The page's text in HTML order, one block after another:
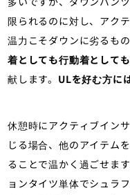
限られるのに対し、アク
温力こそダウンに劣るも
着としても行動着として
献します。 ULを好む方に
休憩時にアクティブイン
じる場合、他のアイテム
ることで温かく過ごせま
ョンタイツ単体でシュラ